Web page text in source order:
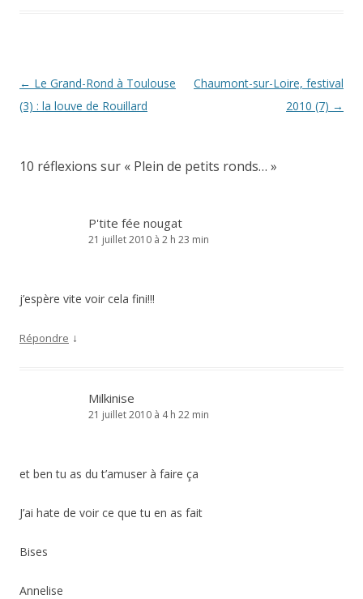
Navigation
des
← Le Grand-Rond à Toulouse
(3) : la louve de Rouillard
Chaumont-sur-Loire, festival
2010 (7) →
10 réflexions sur « Plein de petits ronds… »
P'tite fée nougat
21 juillet 2010 à 2 h 23 min
j’espère vite voir cela fini!!!
Répondre ↓
Milkinise
21 juillet 2010 à 4 h 22 min
et ben tu as du t’amuser à faire ça
J’ai hate de voir ce que tu en as fait
Bises
Annelise